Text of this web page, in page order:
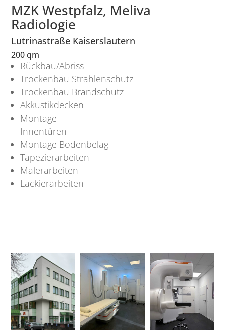
MZK Westpfalz, Meliva
Radiologie
Lutrinastraße Kaiserslautern
200 qm
Rückbau/Abriss
Trockenbau Strahlenschutz
Trockenbau Brandschutz
Akkustikdecken
Montage
Innentüren
Montage Bodenbelag
Tapezierarbeiten
Malerarbeiten
Lackierarbeiten